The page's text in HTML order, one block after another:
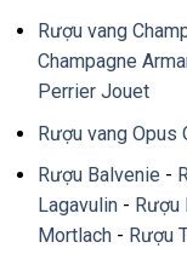
Rượu vang
Champagne
Perrier Jouet
Rượu vang Opus
Rượu Balvenie -
Lagavulin- Rượu
Mortlach- Rượu